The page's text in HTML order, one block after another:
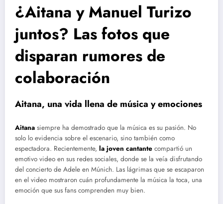
¿Aitana y Manuel Turizo
juntos? Las fotos que
disparan rumores de
colaboración
Aitana, una vida llena de música y emociones
Aitana siempre ha demostrado que la música es su pasión. No
solo lo evidencia sobre el escenario, sino también como
espectadora. Recientemente, la joven cantante compartió un
emotivo video en sus redes sociales, donde se la veía disfrutando
del concierto de Adele en Múnich. Las lágrimas que se escaparon
en el video mostraron cuán profundamente la música la toca, una
emoción que sus fans comprenden muy bien.